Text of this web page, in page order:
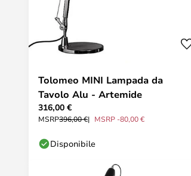
Tolomeo MINI Lampada da
Tavolo Alu - Artemide
316,00 €
MSRP396,00 € MSRP -80,00 €
Disponibile